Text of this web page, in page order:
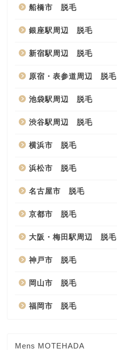
船橋市 脱毛
銀座駅周辺 脱毛
新宿駅周辺 脱毛
原宿・表参道周辺 脱毛
池袋駅周辺 脱毛
渋谷駅周辺 脱毛
横浜市 脱毛
浜松市 脱毛
名古屋市 脱毛
京都市 脱毛
大阪・梅田駅周辺 脱毛
神戸市 脱毛
岡山市 脱毛
福岡市 脱毛
Mens MOTEHADA